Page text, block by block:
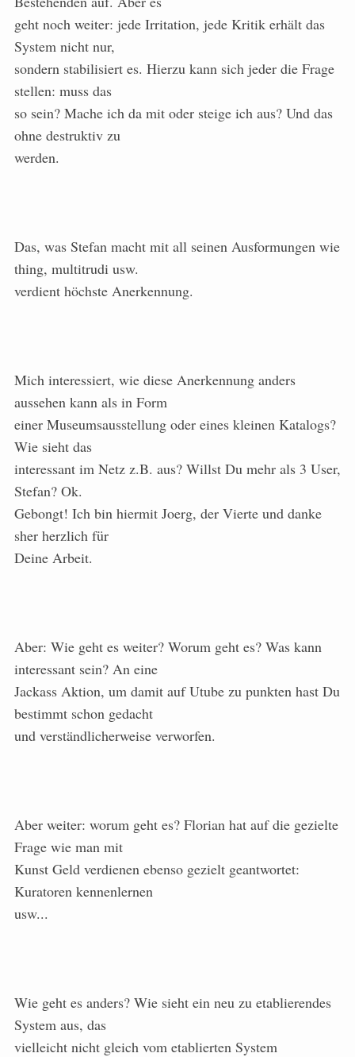
geht noch weiter: jede Irritation, jede Kritik erhält das
System nicht nur,
sondern stabilisiert es. Hierzu kann sich jeder die Frage
stellen: muss das
so sein? Mache ich da mit oder steige ich aus? Und das
ohne destruktiv zu
werden.
Das, was Stefan macht mit all seinen Ausformungen wie
thing, multitrudi usw.
verdient höchste Anerkennung.
Mich interessiert, wie diese Anerkennung anders
aussehen kann als in Form
einer Museumsausstellung oder eines kleinen Katalogs?
Wie sieht das
interessant im Netz z.B. aus? Willst Du mehr als 3 User,
Stefan? Ok.
Gebongt! Ich bin hiermit Joerg, der Vierte und danke
sher herzlich für
Deine Arbeit.
Aber: Wie geht es weiter? Worum geht es? Was kann
interessant sein? An eine
Jackass Aktion, um damit auf Utube zu punkten hast Du
bestimmt schon gedacht
und verständlicherweise verworfen.
Aber weiter: worum geht es? Florian hat auf die gezielte
Frage wie man mit
Kunst Geld verdienen ebenso gezielt geantwortet:
Kuratoren kennenlernen
usw...
Wie geht es anders? Wie sieht ein neu zu etablierendes
System aus, das
vielleicht nicht gleich vom etablierten System